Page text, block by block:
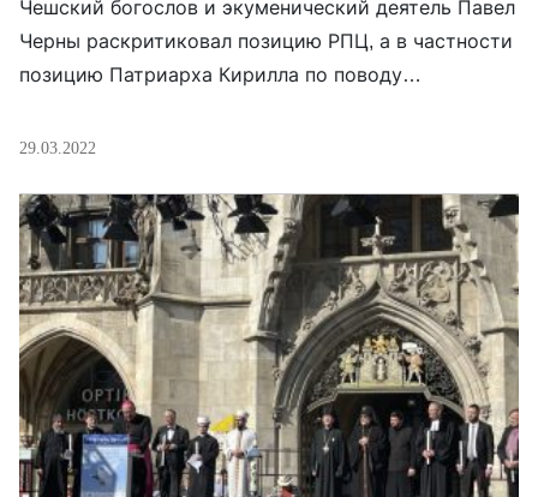
Чешский богослов и экуменический деятель Павел
Черны раскритиковал позицию РПЦ, а в частности
позицию Патриарха Кирилла по поводу
выразил мнение, что «если ВСЦ заботиться о
поведение членской церкви, поэтому следует
приостановить членство РПЦ в во всемирной
экуменической организации до тех пор, пока […]
29.03.2022